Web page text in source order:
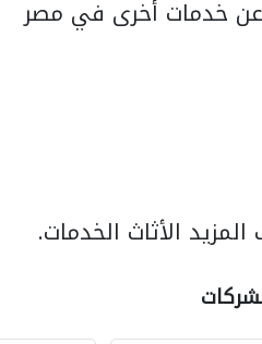
خدمات أخرى في مصر
الأثاث الخدمات.